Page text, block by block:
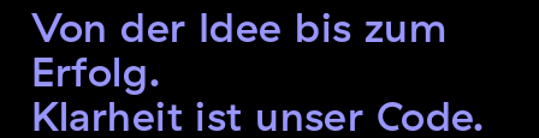
Von der Idee bis zum
Erfolg.
Klarheit ist unser Code.